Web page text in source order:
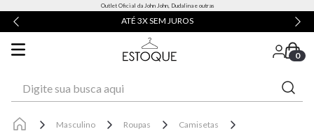
Outlet Oficial da John John, Dudalina e outras
ATÉ 3X SEM JUROS
0
Masculino Roupas
Camisetas